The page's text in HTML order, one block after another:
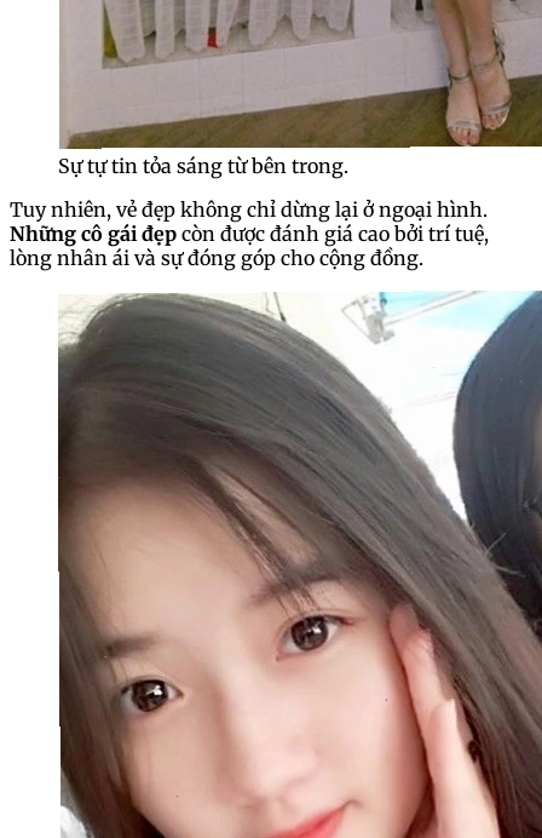
Sự tự tin tỏa sáng từ bên trong.
Tuy nhiên, vẻ đẹp không chỉ dừng lại ở ngoại hình.
Những cô gái đẹp còn được đánh giá cao bởi trí tuệ,
lòng nhân ái và sự đóng góp cho cộng đồng.